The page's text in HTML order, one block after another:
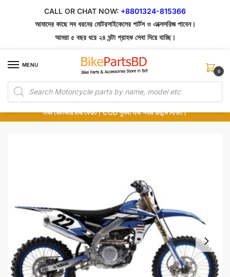
CALL OR CHAT NOW: +8801324-815366
আমাদের কাছে সব ধরনের মোটরসাইকেলের পার্টস ও এক্সেসরিজ পাবেন।
আমরা ৫ বছর ধরে ২৪ ঘন্টা গ্রাহক সেবা দিয়ে যাচ্ছি।
MENU
Products
search
0
১০০% অরিজিনাল পার্টস – শোরুম থেকে সরাসরি সংগ্রহ এবং শুধুমাত্র কুরিয়ার সার্ভিসে ডেলিভারি।
অর্ডার করার পর পার্টের ছবি দেখুন। পছন্দ হলে Cash on Delivery দিন, না হলে ৫ মিনিটে ১৯৯
টাকা ডেলিভারি চার্জ ফেরত। COD সুবিধা এবং সহজ রিফান্ড নিশ্চিত।